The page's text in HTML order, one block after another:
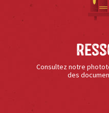
Consultez notre
des